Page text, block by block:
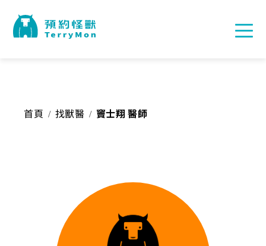
首頁 / 找獸醫 / 竇士翔 醫師